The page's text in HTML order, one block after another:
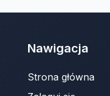
Nawigacja
Strona główna